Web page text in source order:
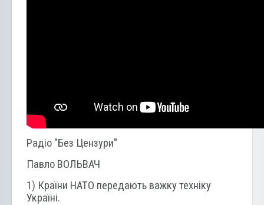
Радіо "Без Цензури"
Павло ВОЛЬВАЧ
1) Країни НАТО передають важку техніку
Україні.